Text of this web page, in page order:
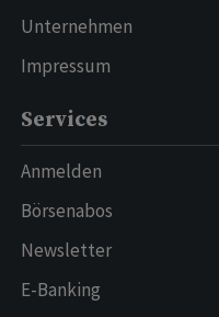
Unternehmen
Impressum
Services
Anmelden
Börsenabos
Newsletter
E-Banking